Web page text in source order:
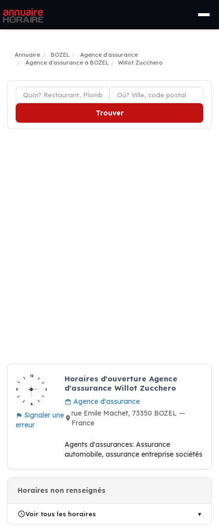
Annuaire BOZEL
Agence d'assurance
Agence d'assurance à BOZEL
Willot Zucchero
Trouver
Signaler une
erreur
Horaires d'ouverture Agence
d'assurance Willot Zucchero
Agence d'assurance
rue Emile Machet, 73350 BOZEL —
France
Agents d'assurances: Assurance
automobile, assurance entreprise sociétés
Horaires non renseignés
Voir tous les horaires